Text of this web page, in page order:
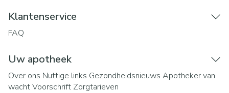
Klantenservice
FAQ
Uw apotheek
Over ons Nuttige links Gezondheidsnieuws Apotheker van
wachtVoorschrift Zorgtarieven